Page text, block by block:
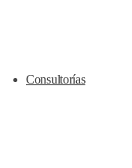
Consultorías